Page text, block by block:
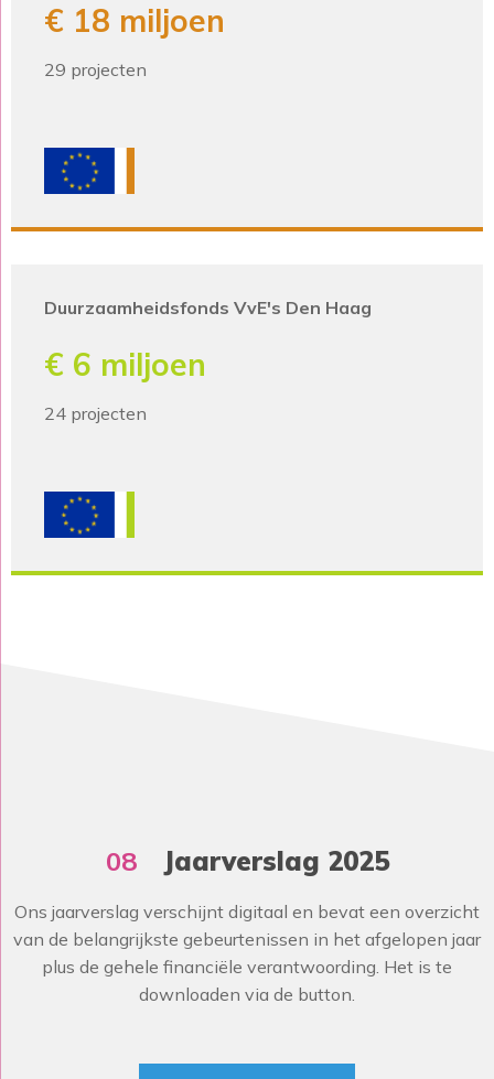
€ 18 miljoen
29 projecten
Duurzaamheidsfonds VvE's Den Haag
€ 6 miljoen
24 projecten
08 Jaarverslag 2025
Ons jaarverslag verschijnt digitaal en bevat een overzicht
van de belangrijkste gebeurtenissen in het afgelopen jaar
plus de gehele financiële verantwoording. Het is te
downloaden via de button.